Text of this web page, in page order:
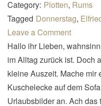
Category: Plotten, Rums
Tagged Donnerstag,
Leave a Comment
Hallo ihr Lieben,
im Alltag zurück ist. Doch
kleine Auszeit. Mache mir
Kuschelecke auf dem
Urlaubsbilder an. Ach das